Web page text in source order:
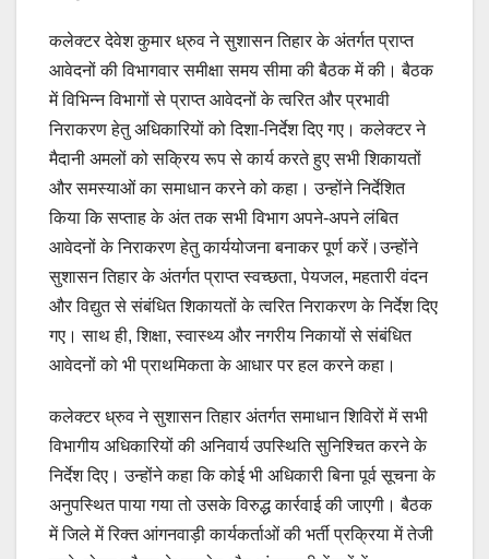
कलेक्टर देवेश कुमार ध्रुव ने सुशासन तिहार के अंतर्गत प्राप्त
आवेदनों की विभागवार समीक्षा समय सीमा की बैठक में की। बैठक
में विभिन्न विभागों से प्राप्त आवेदनों के त्वरित और प्रभावी
निराकरण हेतु अधिकारियों को दिशा-निर्देश दिए गए। कलेक्टर ने
मैदानी अमलों को सक्रिय रूप से कार्य करते हुए सभी शिकायतों
और समस्याओं का समाधान करने को कहा। उन्होंने निर्देशित
किया कि सप्ताह के अंत तक सभी विभाग अपने-अपने लंबित
आवेदनों के निराकरण हेतु कार्ययोजना बनाकर पूर्ण करें।उन्होंने
सुशासन तिहार के अंतर्गत प्राप्त स्वच्छता, पेयजल, महतारी वंदन
और विद्युत से संबंधित शिकायतों के त्वरित निराकरण के निर्देश दिए
गए। साथ ही, शिक्षा, स्वास्थ्य और नगरीय निकायों से संबंधित
आवेदनों को भी प्राथमिकता के आधार पर हल करने कहा।
कलेक्टर ध्रुव ने सुशासन तिहार अंतर्गत समाधान शिविरों में सभी
विभागीय अधिकारियों की अनिवार्य उपस्थिति सुनिश्चित करने के
निर्देश दिए। उन्होंने कहा कि कोई भी अधिकारी बिना पूर्व सूचना के
अनुपस्थित पाया गया तो उसके विरुद्ध कार्रवाई की जाएगी। बैठक
में जिले में रिक्त आंगनवाड़ी कार्यकर्ताओं की भर्ती प्रक्रिया में तेजी